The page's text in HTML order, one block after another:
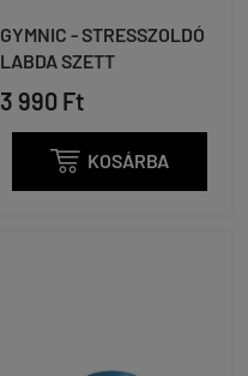
GYMNIC - STRESSZOLDÓ
LABDA SZETT
3 990 Ft
 KOSÁRBA